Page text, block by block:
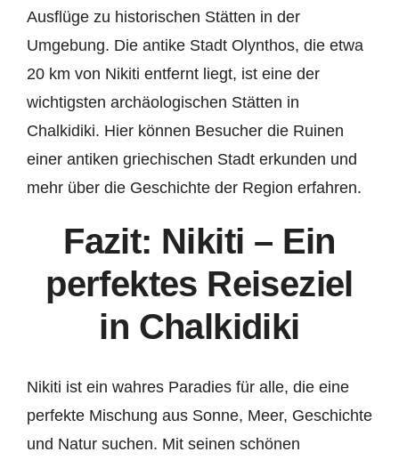
Ausflüge zu historischen Stätten in der
Umgebung. Die antike Stadt Olynthos, die etwa
20 km von Nikiti entfernt liegt, ist eine der
wichtigsten archäologischen Stätten in
Chalkidiki. Hier können Besucher die Ruinen
einer antiken griechischen Stadt erkunden und
mehr über die Geschichte der Region erfahren.
Fazit: Nikiti – Ein
perfektes Reiseziel
in Chalkidiki
Nikiti ist ein wahres Paradies für alle, die eine
perfekte Mischung aus Sonne, Meer, Geschichte
und Natur suchen. Mit seinen schönen